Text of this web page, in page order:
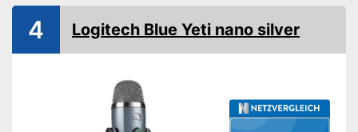
WLAN-fähig
USB-Anschluss
Kein Kabelsalat dank WLAN
4 Logitech Blue Yeti nano silver